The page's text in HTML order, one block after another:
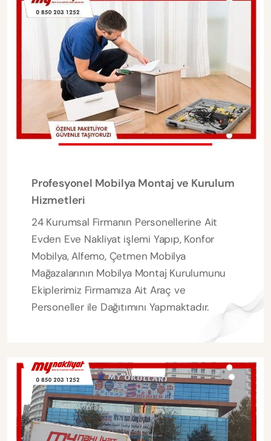
Profesyonel Mobilya Montaj ve Kurulum
Hizmetleri
24 Kurumsal Firmanın Personellerine Ait
Evden Eve Nakliyat işlemi Yapıp, Konfor
Mobilya, Alfemo, Çetmen Mobilya
Mağazalarının Mobilya Montaj Kurulumunu
Ekiplerimiz Firmamıza Ait Araç ve
Personeller ile Dağıtımını Yapmaktadır.